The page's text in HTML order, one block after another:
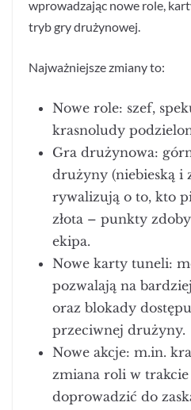
wprowadzając nowe role,
tryb gry drużynowej.
Najważniejsze zmiany to:
Nowe role: szef,
krasnoludy
Gra drużynowa:
drużyny (niebieską i
rywalizują o to, kto
złota – punkty
ekipa.
Nowe karty tuneli:
pozwalają na
oraz blokady
przeciwnej drużyny.
Nowe akcje: m.in.
zmiana roli w
doprowadzić do